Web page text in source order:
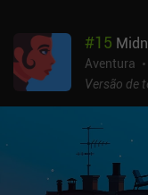
surpreendentemente
alguns itens
é totalmente linear. Jenny LeClue - Detectivu é um jogo premium
uma aventura de
charme, o humor e o
narrativa e aventuras
#15
Aventura
Versão de